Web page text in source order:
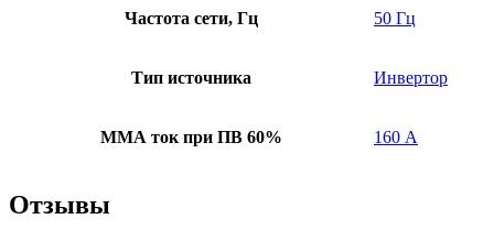
Частота сети, Гц 50 Гц
Тип источника Инвертор
ММА ток при ПВ 60% 160 А
Отзывы